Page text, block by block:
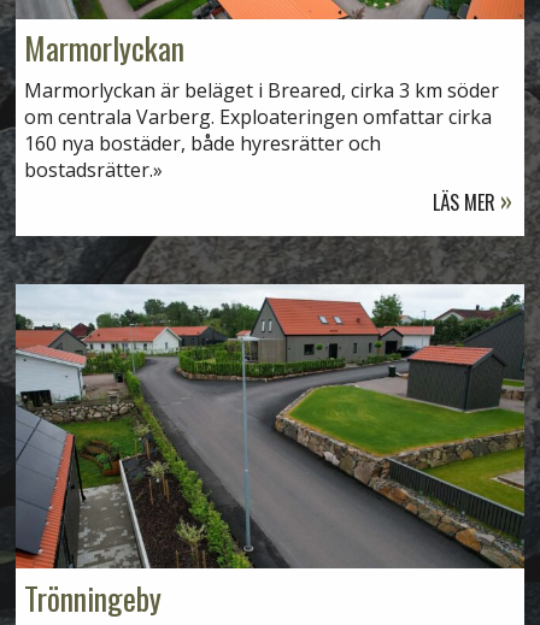
Marmorlyckan
Marmorlyckan är beläget i Breared, cirka 3 km söder
om centrala Varberg. Exploateringen omfattar cirka
160 nya bostäder, både hyresrätter och
bostadsrätter.
LÄS MER
Trönningeby